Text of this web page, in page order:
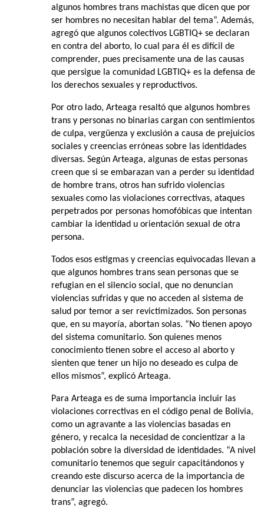
algunos hombres trans machistas que dicen que por
ser hombres no necesitan hablar del tema”. Además,
agregó que algunos colectivos LGBTIQ+ se declaran
en contra del aborto, lo cual para él es difícil de
comprender, pues precisamente una de las causas
que persigue la comunidad LGBTIQ+ es la defensa de
los derechos sexuales y reproductivos.
Por otro lado, Arteaga resaltó que algunos hombres
trans y personas no binarias cargan con sentimientos
de culpa, vergüenza y exclusión a causa de prejuicios
sociales y creencias erróneas sobre las identidades
diversas. Según Arteaga, algunas de estas personas
creen que si se embarazan van a perder su identidad
de hombre trans, otros han sufrido violencias
sexuales como las violaciones correctivas, ataques
perpetrados por personas homofóbicas que intentan
cambiar la identidad u orientación sexual de otra
persona.
Todos esos estigmas y creencias equivocadas llevan a
que algunos hombres trans sean personas que se
refugian en el silencio social, que no denuncian
violencias sufridas y que no acceden al sistema de
salud por temor a ser revictimizados. Son personas
que, en su mayoría, abortan solas. “No tienen apoyo
del sistema comunitario. Son quienes menos
conocimiento tienen sobre el acceso al aborto y
sienten que tener un hijo no deseado es culpa de
ellos mismos”, explicó Arteaga.
Para Arteaga es de suma importancia incluir las
violaciones correctivas en el código penal de Bolivia,
como un agravante a las violencias basadas en
género, y recalca la necesidad de concientizar a la
población sobre la diversidad de identidades. “A nivel
comunitario tenemos que seguir capacitándonos y
creando este discurso acerca de la importancia de
denunciar las violencias que padecen los hombres
trans”, agregó.